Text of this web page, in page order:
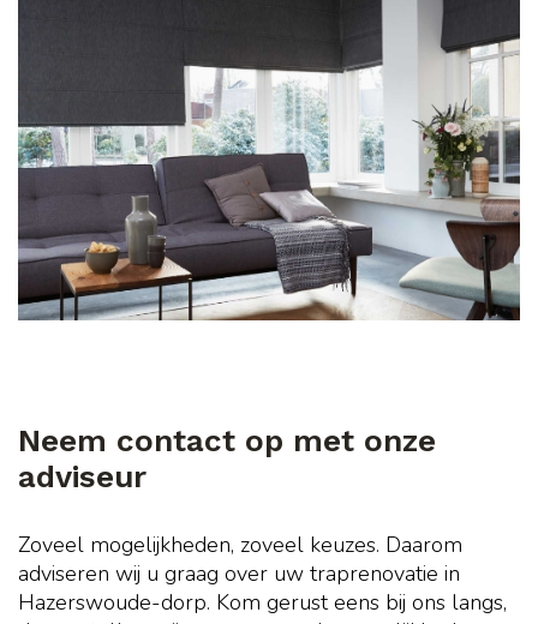
Neem contact op met onze
adviseur
Zoveel mogelijkheden, zoveel keuzes. Daarom
adviseren wij u graag over uw traprenovatie in
Hazerswoude-dorp. Kom gerust eens bij ons langs,